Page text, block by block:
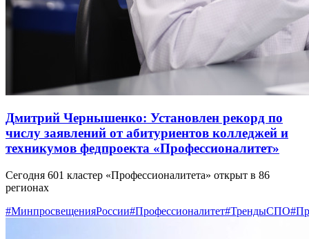
Дмитрий Чернышенко: Установлен рекорд по
числу заявлений от абитуриентов колледжей и
техникумов федпроекта «Профессионалитет»
Сегодня 601 кластер «Профессионалитета» открыт в 86
регионах
#МинпросвещенияРоссии#Профессионалитет#ТрендыСПО